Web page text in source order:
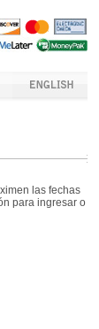
las fechas
para ingresar o